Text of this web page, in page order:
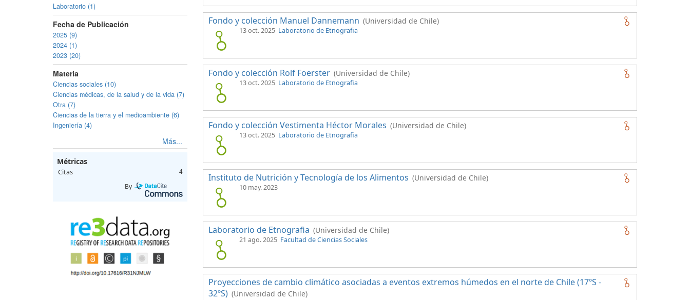
Laboratorio (1)
Fecha de Publicación
2025 (9)
2024 (1)
2023 (20)
Materia
Ciencias sociales (10)
Ciencias médicas, de la salud y de la vida (7)
Otra (7)
Ciencias de la tierra y el medioambiente (6)
Ingeniería (4)
Más...
Métricas
Citas 4
By
Fondo y colección Manuel Dannemann (Universidad de Chile)
13 oct. 2025 Laboratorio de Etnografia
Fondo y colección Rolf Foerster (Universidad de Chile)
13 oct. 2025 Laboratorio de Etnografia
Fondo y colección Vestimenta Héctor Morales (Universidad de Chile)
13 oct. 2025 Laboratorio de Etnografia
Instituto de Nutrición y Tecnología de los Alimentos (Universidad de Chile)
10 may. 2023
Laboratorio de Etnografia (Universidad de Chile)
21 ago. 2025 Facultad de Ciencias Sociales
Proyecciones de cambio climático asociadas a eventos extremos húmedos en el norte de Chile (17ºS -
32ºS) (Universidad de Chile)